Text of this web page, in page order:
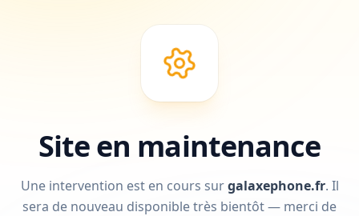
Site en maintenance
Une intervention est en cours surgalaxephone.fr. Il
sera de nouveau disponible très bientôt — merci de